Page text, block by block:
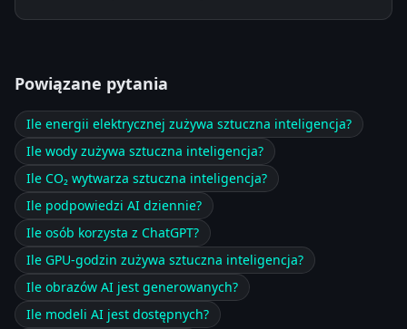
Powiązane pytania
Ile energii elektrycznej zużywa sztuczna inteligencja?
Ile wody zużywa sztuczna inteligencja?
Ile CO₂ wytwarza sztuczna inteligencja?
Ile podpowiedzi AI dziennie?
Ile osób korzysta z ChatGPT?
Ile GPU-godzin zużywa sztuczna inteligencja?
Ile obrazów AI jest generowanych?
Ile modeli AI jest dostępnych?